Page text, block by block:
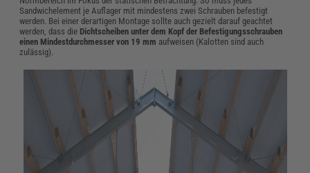
Sandwichelement je Auflager mit mindestens zwei Schrauben befestigt
werden. Bei einer derartigen Montage sollte auch gezielt darauf geachtet
werden, dass die Dichtscheiben unter dem Kopf der Befestigungsschrauben
einen Mindestdurchmesser von 19 mm aufweisen (Kalotten sind auch
zulässig).